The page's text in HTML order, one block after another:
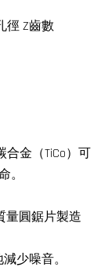
徑 Z齒數
合金（TiCo）可
。
量圓鋸片製造
少噪音。